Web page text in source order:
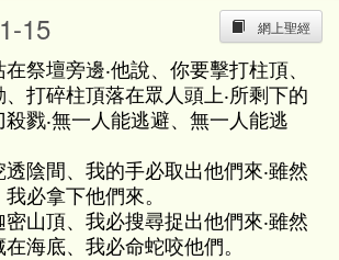
網上聖經
15
祭壇旁邊‧他說、你要擊打柱頂、
打碎柱頂落在眾人頭上‧所剩下的
殺戮‧無一人能逃避、無一人能逃
陰間、我的手必取出他們來‧雖然
必拿下他們來。
山頂、我必搜尋捉出他們來‧雖然
海底、我必命蛇咬他們。